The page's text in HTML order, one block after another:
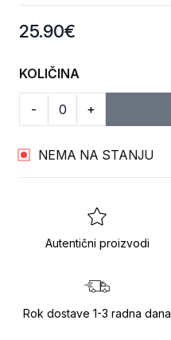
Product information
25.90€
KOLIČINA
- +
NEMA NA STANJU
Autentični proizvodi
Rok dostave 1-3 radna dana